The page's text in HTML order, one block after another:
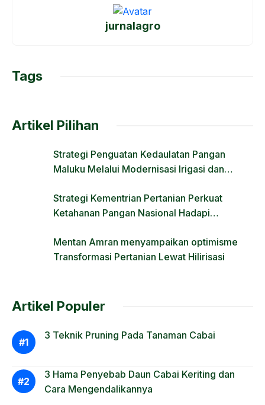
o
k
e
jurnalagro
Tags
Artikel Pilihan
Strategi Penguatan Kedaulatan Pangan
Maluku Melalui Modernisasi Irigasi dan
Strategi Kementrian Pertanian Perkuat
Ketahanan Pangan Nasional Hadapi
Mentan Amran menyampaikan optimisme
Transformasi Pertanian Lewat Hilirisasi
Artikel Populer
3 Teknik Pruning Pada Tanaman Cabai
3 Hama Penyebab Daun Cabai Keriting dan
Cara Mengendalikannya